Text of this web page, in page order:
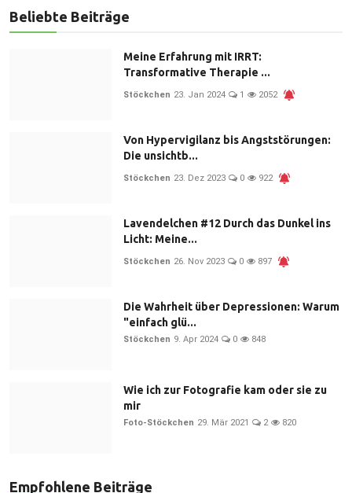
Beliebte Beiträge
Meine Erfahrung mit IRRT:
Transformative Therapie ...
Stöckchen 23. Jan 2024 1 2052
Von Hypervigilanz bis Angststörungen:
Die unsichtb...
Stöckchen 23. Dez 2023 0 922
Lavendelchen #12 Durch das Dunkel ins
Licht: Meine...
Stöckchen 26. Nov 2023 0 897
Die Wahrheit über Depressionen: Warum
"einfach glü...
Stöckchen 9. Apr 2024 0 848
Wie ich zur Fotografie kam oder sie zu
mir
Foto-Stöckchen 29. Mär 2021 2 820
Empfohlene Beiträge